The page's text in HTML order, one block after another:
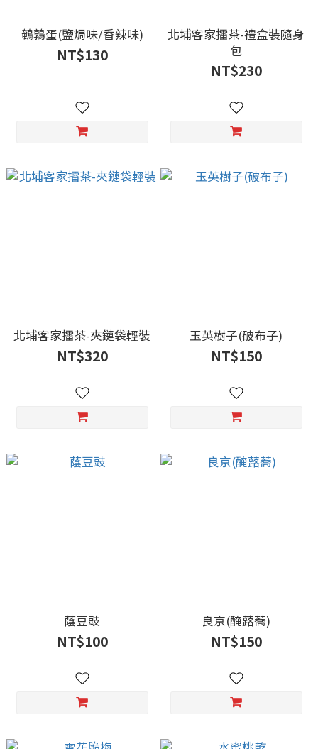
鵪鶉蛋(鹽焗味/香辣味)
NT$130
北埔客家擂茶-禮盒裝隨身
包
NT$230
北埔客家擂茶-夾鏈袋輕裝
NT$320
玉英樹子(破布子)
NT$150
蔭豆豉
NT$100
良京(醃蕗蕎)
NT$150